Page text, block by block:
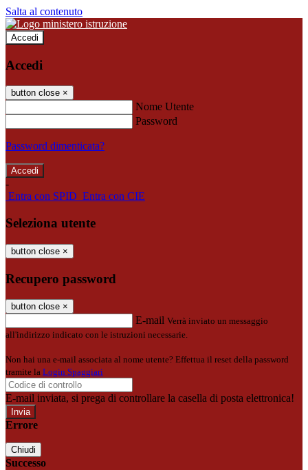
Salta al contenuto
Accedi
Accedi
button close ×
Nome Utente
Password
Password dimenticata?
-
Entra con SPID Entra con CIE
Seleziona utente
button close ×
Recupero password
button close ×
E-mail Verrà inviato un messaggio
all'indirizzo indicato con le istruzioni necessarie.
Non hai una e-mail associata al nome utente? Effettua il reset della password
tramite la Login Spaggiari
E-mail inviata, si prega di controllare la casella di posta elettronica!
Errore
Chiudi
Successo